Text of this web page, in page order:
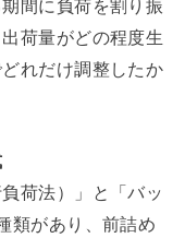
荷量がどの程度生
れだけ調整したか
荷法）」と「バッ
類があり、前詰め